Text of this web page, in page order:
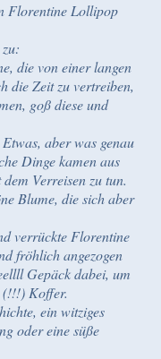
Florentine Lollipop
die von einer langen
die Zeit zu vertreiben,
goß diese und
aber was genau
Dinge kamen aus
Verreisen zu tun.
Blume, die sich aber
verrückte Florentine
fröhlich angezogen
Gepäck dabei, um
(!!!) Koffer.
ein witziges
oder eine süße